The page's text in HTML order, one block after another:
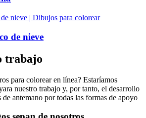
de nieve
trabajo
para colorear en línea? Estaríamos
nuestro trabajo y, por tanto, el desarrollo
antemano por todas las formas de apoyo